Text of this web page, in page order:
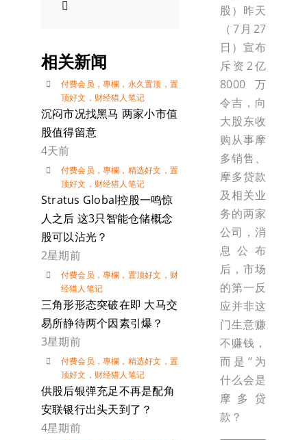
相关新闻
付费会员 ， 專欄 ， 永久置顶 ， 置
顶好文 ， 财经猎人笔记
沉闷市况找黑马 两家小市值
股值得留意
4天前
付费会员 ， 專欄 ， 精选好文 ， 置
顶好文 ， 财经猎人笔记
Stratus Global控股一鸣惊
人之后 这3只智能仓储概念
股可以沾光？
2星期前
付费会员 ， 專欄 ， 置顶好文 ， 财
经猎人笔记
三角形形态突破在即 大马交
易所静待两个因素引爆？
3星期前
付费会员 ， 專欄 ， 精选好文 ， 置
顶好文 ， 财经猎人笔记
供股后银弹充足不再是配角
安联银行出头天到了？
4星期前
股）昨天
（7月27
日）宣布
斥资2亿
8000万
令吉，向
大股东收
购从事摩
多销售、
摩多贷款
及相关业
务的两家
公司，消
息公布
后，市场
的第一反
应并非这
门生意赚
不赚钱，
而是“为
什么会是
摩多贷
款？